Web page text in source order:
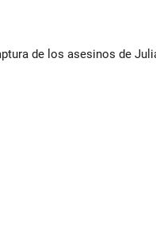
de los asesinos de